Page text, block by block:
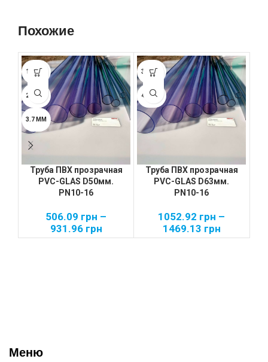
Похожие
1.8 ММ
2.4 ММ
3.7 ММ
Труба ПВХ прозрачная
PVC-GLAS D50мм.
PN10-16
506.09 грн –
931.96 грн
3.0 ММ
4.7 ММ
Труба ПВХ прозрачная
PVC-GLAS D63мм.
PN10-16
1052.92 грн –
1469.13 грн
Меню